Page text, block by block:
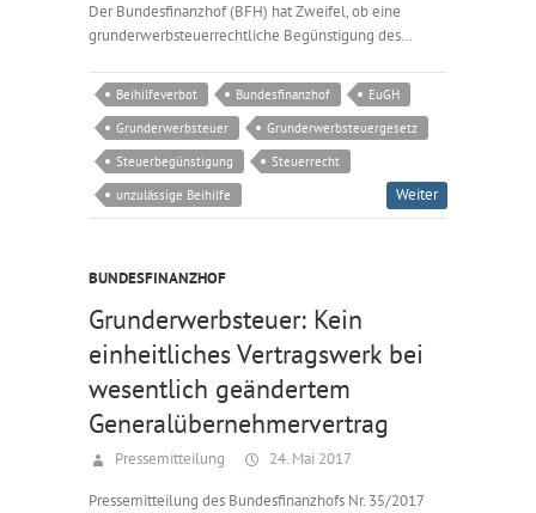
Der Bundesfinanzhof (BFH) hat Zweifel, ob eine
grunderwerbsteuerrechtliche Begünstigung des…
Beihilfeverbot Bundesfinanzhof
EuGH
Grunderwerbsteuer
Grunderwerbsteuergesetz
Steuerbegünstigung
Steuerrecht
unzulässige Beihilfe
Weiter
BUNDESFINANZHOF
Grunderwerbsteuer: Kein
einheitliches Vertragswerk bei
wesentlich geändertem
Generalübernehmervertrag
Pressemitteilung 24. Mai 2017
Pressemitteilung des Bundesfinanzhofs Nr. 35/2017